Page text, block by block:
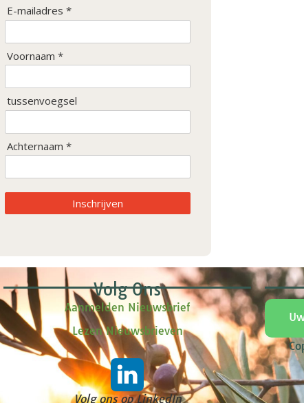
E-mailadres *
Voornaam *
tussenvoegsel
Achternaam *
Inschrijven
Volg Ons
Aanmelden Nieuwsbrief
Lezen Nieuwsbrieven
Volg ons op LinkedIn